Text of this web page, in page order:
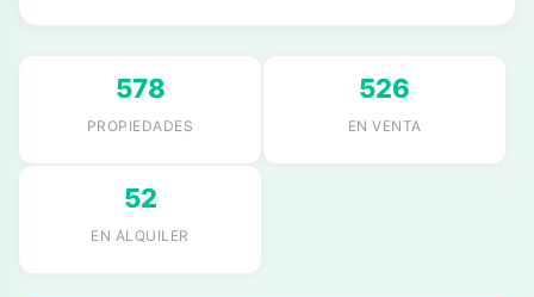
578
PROPIEDADES
526
EN VENTA
52
EN ALQUILER